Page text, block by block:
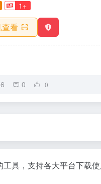
1+
看
0 0
具，支持各大平台下载